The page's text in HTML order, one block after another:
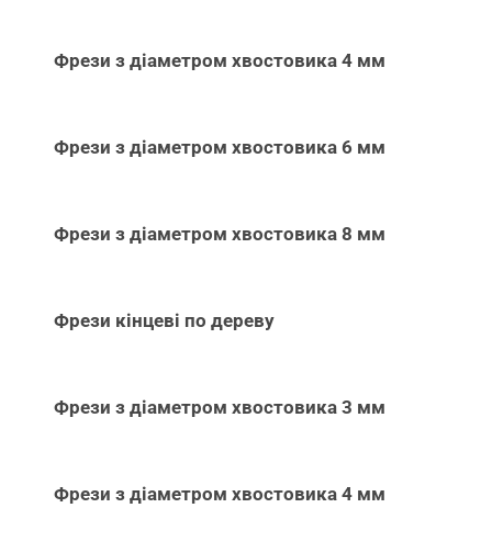
Фрези з діаметром хвостовика 4 мм
Фрези з діаметром хвостовика 6 мм
Фрези з діаметром хвостовика 8 мм
Фрези кінцеві по дереву
Фрези з діаметром хвостовика 3 мм
Фрези з діаметром хвостовика 4 мм